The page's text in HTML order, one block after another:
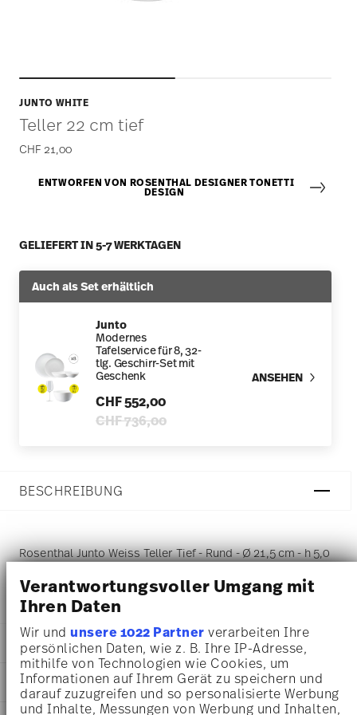
Verantwortungsvoller Umgang mit
Ihren Daten
Wir undunsere 1022 Partner verarbeiten Ihre
persönlichen Daten, wie z. B. Ihre IP-Adresse,
mithilfe von Technologien wie Cookies, um
Informationen auf Ihrem Gerät zu speichern und
darauf zuzugreifen und so personalisierte Werbung
und Inhalte, Messungen von Werbung und Inhalten,
JUNTO WHITE
Teller 22 cm tief
CHF 21,00
ENTWORFEN VON ROSENTHAL DESIGNER TONETTI
DESIGN
GELIEFERT IN 5-7 WERKTAGEN
Auch als Set erhältlich
Junto
Modernes
Tafelservice für 8, 32-
tlg. Geschirr-Set mit
Geschenk
CHF 552,00
Price reduced from
CHF 736,00to
ANSEHEN
BESCHREIBUNG
Rosenthal Junto Weiss Teller Tief - Rund - Ø 21,5 cm - h 5,0
cm - 0,700 l, Porzellan Weiss
DETAILS
Rosenthal
Junto
Weiß
MAßE
21,50 cm